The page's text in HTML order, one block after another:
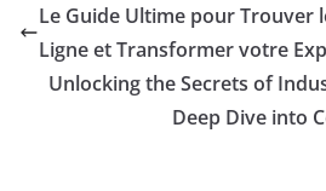
Le Guide Ultime pour Trouver
Ligne et Transformer votre
Unlocking the Secrets of
Deep Dive into